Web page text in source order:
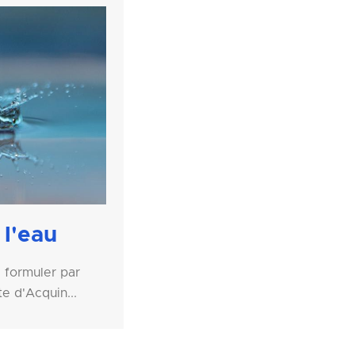
formuler par
d'Acquin...